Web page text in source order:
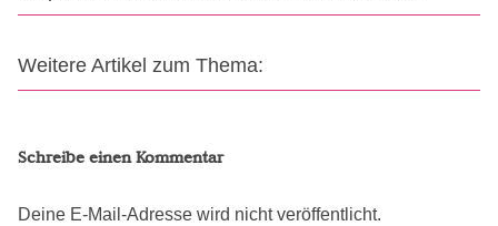
Weitere Artikel zum Thema:
Schreibe einen Kommentar
Deine E-Mail-Adresse wird nicht veröffentlicht.